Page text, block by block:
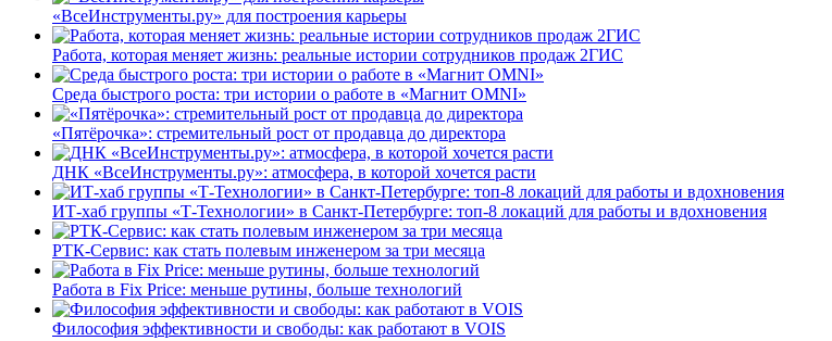
«ВсеИнструменты.ру» для построения карьеры
Работа, которая меняет жизнь: реальные истории сотрудников продаж 2ГИС
Среда быстрого роста: три истории о работе в «Магнит OMNI»
«Пятёрочка»: стремительный рост от продавца до директора
ДНК «ВсеИнструменты.ру»: атмосфера, в которой хочется расти
ИТ-хаб группы «Т-Технологии» в Санкт-Петербурге: топ-8 локаций для работы и вдохновения
РТК-Сервис: как стать полевым инженером за три месяца
Работа в Fix Price: меньше рутины, больше технологий
Философия эффективности и свободы: как работают в VOIS